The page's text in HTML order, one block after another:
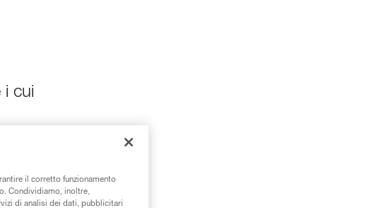
i cui
di
il corretto funzionamento
Condividiamo, inoltre,
di analisi dei dati, pubblicitari